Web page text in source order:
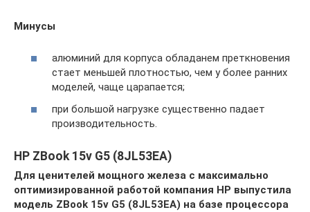
Минусы
алюминий для корпуса обладанем преткновения
стает меньшей плотностью, чем у более ранних
моделей, чаще царапается;
при большой нагрузке существенно падает
производительность.
HP ZBook 15v G5 (8JL53EA)
Для ценителей мощного железа с максимально
оптимизированной работой компания HP выпустила
модель ZBook 15v G5 (8JL53EA) на базе процессора